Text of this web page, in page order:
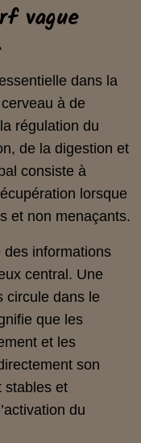
vague
dans la
à de
régulation du
de la digestion et
consiste à
lorsque
et non menaçants.
des informations
central. Une
circule dans le
que les
et les
son
stables et
du